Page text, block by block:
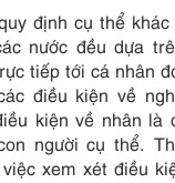
định cụ thể
nước đều dựa
tiếp tới cá nhân
điều kiện về
kiện về nhân là
người cụ thể.
xem xét điều